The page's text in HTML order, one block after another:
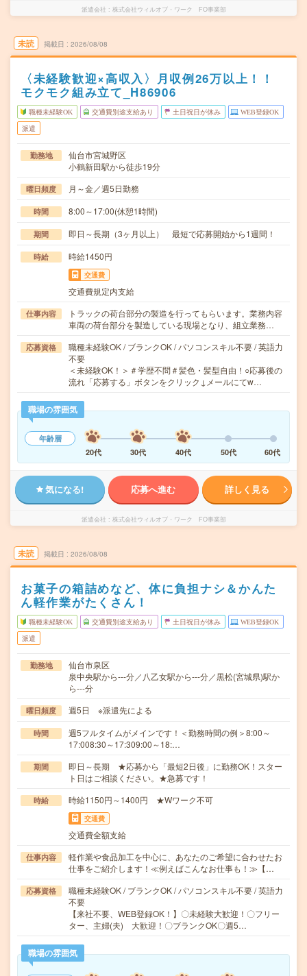
派遣会社 株式会社ウィルオブ・ワーク FO事業部
未読 掲載日 2026/08/08
〈未経験歓迎×高収入〉月収例26万以上！！
モクモク組み立て_H86906
職種未経験OK 交通費別途支給あり 土日祝日が休み WEB登録OK
派遣
勤務地
仙台市宮城野区
小鶴新田駅から徒歩19分
曜日頻度 月～金／週5日勤務
時間 8:00～17:00(休憩1時間)
期間 即日～長期（3ヶ月以上） 最短で応募開始から1週間！
時給 時給1450円
交通費
交通費規定内支給
仕事内容
トラックの荷台部分の製造を行ってもらいます。業務内容
車両の荷台部分を製造している現場となり、組立業務…
応募資格
職種未経験OK / ブランクOK / パソコンスキル不要 / 英語力
不要
＜未経験OK！＞＃学歴不問＃髪色・髪型自由！○応募後の
流れ「応募する」ボタンをクリック↓メールにてw…
職場の雰囲気
年齢層
20代
30代 40代 50代 60代
気になる! 応募へ進む 詳しく見る
派遣会社 株式会社ウィルオブ・ワーク FO事業部
未読 掲載日 2026/08/08
お菓子の箱詰めなど、体に負担ナシ＆かんた
ん軽作業がたくさん！
職種未経験OK 交通費別途支給あり 土日祝日が休み WEB登録OK
派遣
勤務地
仙台市泉区
泉中央駅から---分／八乙女駅から---分／黒松(宮城県)駅か
ら---分
曜日頻度 週5日 ※派遣先による
時間
週5フルタイムがメインです！＜勤務時間の例＞8:00～
17:008:30～17:309:00～18:…
期間
即日～長期 ★応募から「最短2日後」に勤務OK！スター
ト日はご相談ください。★急募です！
時給 時給1150円～1400円 ★Wワーク不可
交通費
交通費全額支給
仕事内容
軽作業や食品加工を中心に、あなたのご希望に合わせたお
仕事をご紹介します！≪例えばこんなお仕事も！≫【…
応募資格
職種未経験OK / ブランクOK / パソコンスキル不要 / 英語力
不要
【来社不要、WEB登録OK！】〇未経験大歓迎！〇フリー
ター、主婦(夫) 大歓迎！〇ブランクOK〇週5…
職場の雰囲気